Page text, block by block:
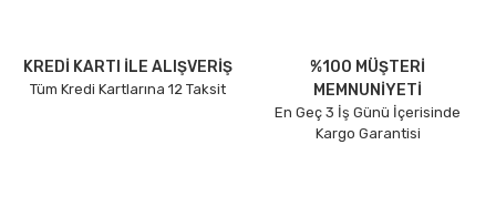
KREDİ KARTI İLE ALIŞVERİŞ
Tüm Kredi Kartlarına 12 Taksit
%100 MÜŞTERİ
MEMNUNİYETİ
En Geç 3 İş Günü İçerisinde
Kargo Garantisi